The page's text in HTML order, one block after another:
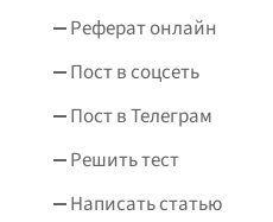
Реферат онлайн
Пост в соцсеть
Пост в Телеграм
Решить тест
Написать статью